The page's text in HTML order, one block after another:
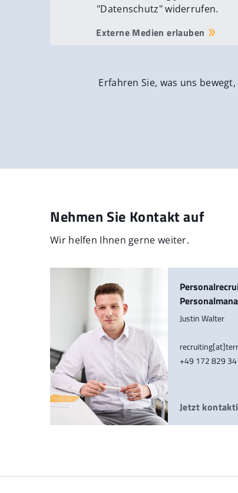
"Datenschutz" widerrufen.
Externe Medien erlauben
Erfahren Sie, was uns
Nehmen Sie Kontakt auf
Wir helfen Ihnen gerne weiter.
Justin Walter
+49 172 829
Jetzt